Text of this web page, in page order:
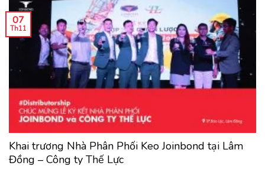
Khai trương Nhà Phân Phối Keo Joinbond tại Lâm
Đồng – Công ty Thế Lực
07
Th11